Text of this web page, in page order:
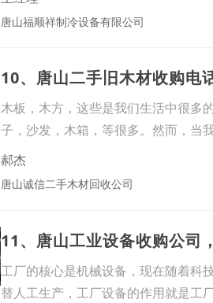
唐山福顺祥制冷设备有限公司
10、唐山二手旧木材收购电
木板，木方，这些是我们生活中很多
子，沙发，木箱，等很多。然而，当
理处理
郝杰
唐山诚信二手木材回收公司
11、唐山工业设备收购公司
工厂的核心是机械设备，现在随着科
替人工生产，工厂设备的作用就是工